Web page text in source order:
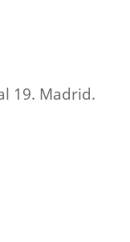
19. Madrid.